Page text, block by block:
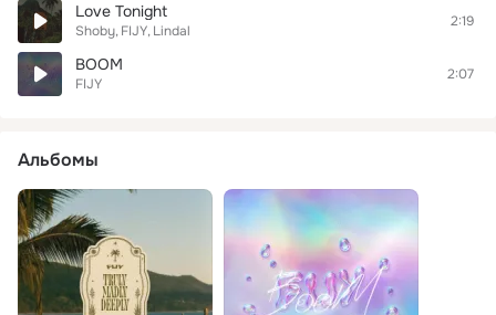
Love Tonight
Shoby FIJY Lindal
2:19
BOOM
FIJY
2:07
Альбомы